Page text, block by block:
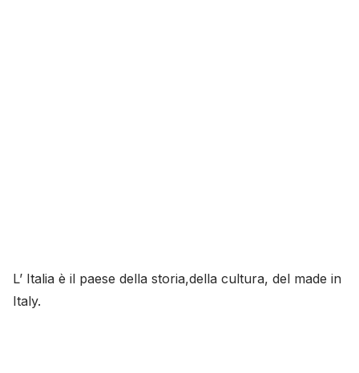
L’ Italia è il paese della storia,della cultura, del made in
Italy.